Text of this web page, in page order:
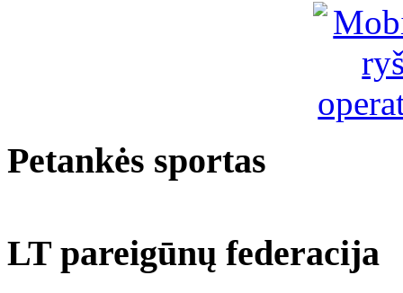
Petankės sportas
LT pareigūnų federacija